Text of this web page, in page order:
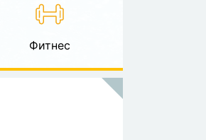
Фитнес